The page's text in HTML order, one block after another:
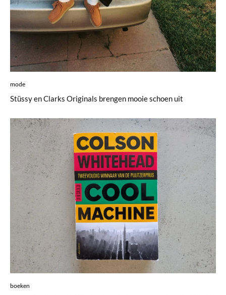
mode
Stüssy en Clarks Originals brengen mooie schoen uit
boeken